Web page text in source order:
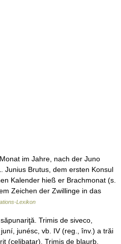
im Jahre, nach der Juno
Junius Brutus, dem ersten Konsul
Kalender hieß er Brachmonat (s.
Zeichen der Zwillinge in das
Lexikon
Trimis de siveco,
junésc, vb. IV (reg., înv.) a trăi
(celibatar). Trimis de blaurb,